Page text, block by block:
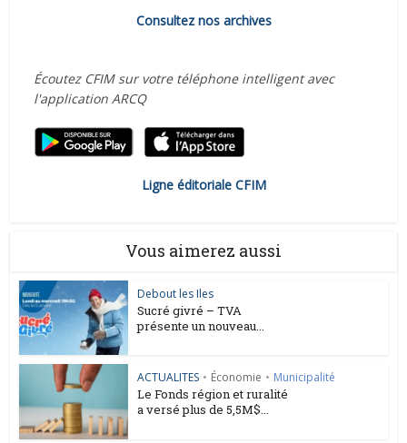
Consultez nos archives
Écoutez CFIM sur votre téléphone intelligent avec
l'application ARCQ
Ligne éditoriale CFIM
Vous aimerez aussi
Debout les Iles
Sucré givré – TVA
présente un nouveau...
ACTUALITES • Économie • Municipalité
Le Fonds région et ruralité
a versé plus de 5,5M$...